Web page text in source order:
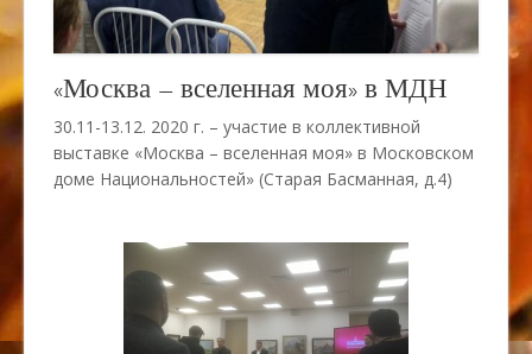
«Москва – вселенная моя» в МДН
30.11-13.12. 2020 г. – участие в коллективной
выставке «Москва – вселенная моя» в Московском
доме Национальностей» (Старая Басманная, д.4)